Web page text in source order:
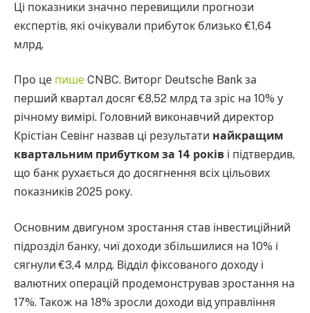
Ці показники значно перевищили прогнози
експертів, які очікували прибуток близько €1,64
млрд.
Про це пише CNBC. Виторг Deutsche Bank за
перший квартал досяг €8,52 млрд та зріс на 10% у
річному вимірі. Головний виконавчий директор
Крістіан Севінг назвав ці результати найкращим
квартальним прибутком за 14 років і підтвердив,
що банк рухається до досягнення всіх цільових
показників 2025 року.
Основним двигуном зростання став інвестиційний
підрозділ банку, чиї доходи збільшилися на 10% і
сягнули €3,4 млрд. Відділ фіксованого доходу і
валютних операцій продемонстрував зростання на
17%. Також на 18% зросли доходи від управління